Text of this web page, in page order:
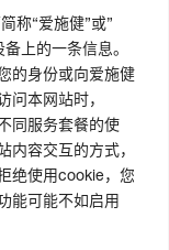
称“爱施健”或”
上的一条信息。
的身份或向爱施健
本网站时，
同服务套餐的使
容交互的方式，
绝使用cookie，您
能可能不如启用